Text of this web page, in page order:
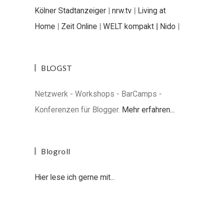
Kölner Stadtanzeiger | nrw.tv | Living at
Home | Zeit Online | WELT kompakt | Nido |
BLOGST
Netzwerk - Workshops - BarCamps -
Konferenzen für Blogger. Mehr erfahren...
Blogroll
Hier lese ich gerne mit...